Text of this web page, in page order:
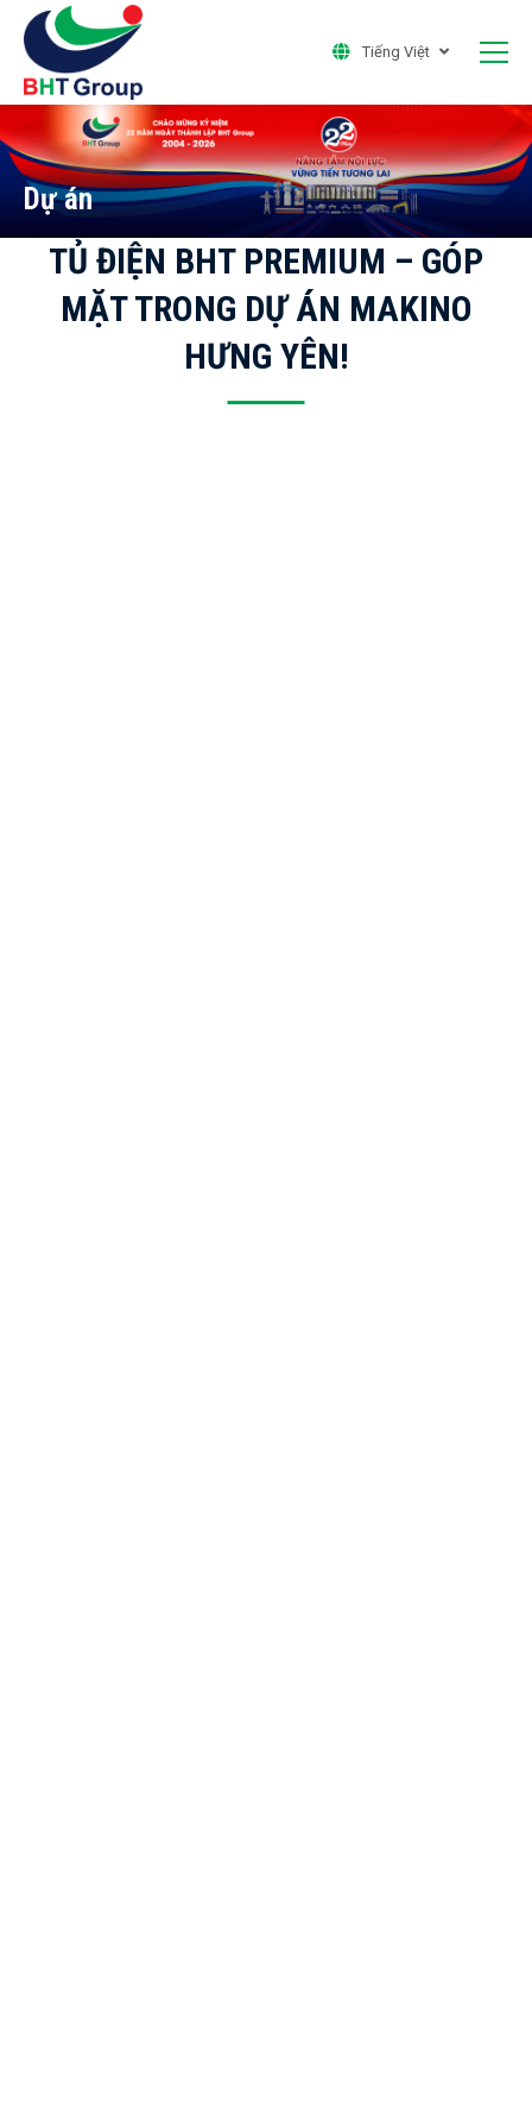
Tiếng Việt
Dự án
TỦ ĐIỆN BHT PREMIUM – GÓP
MẶT TRONG DỰ ÁN MAKINO
HƯNG YÊN!